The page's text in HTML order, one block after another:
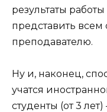
результаты
представить всем
преподавателю.
Ну и, наконец,
учатся
студенты (от 3